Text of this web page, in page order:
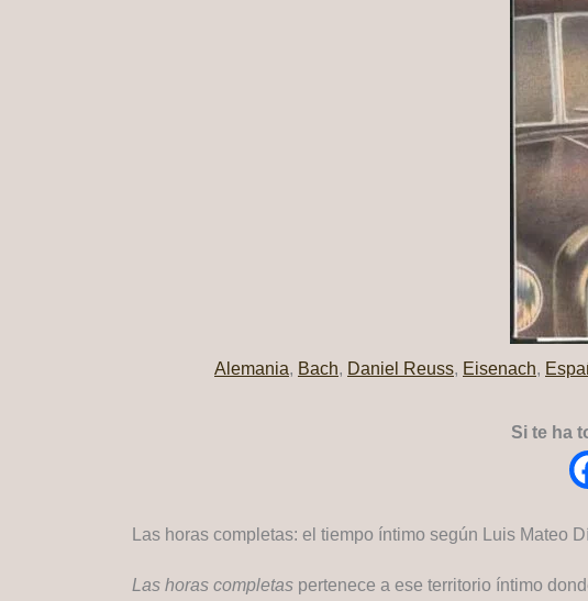
Alemania, Bach, Daniel Reuss, Eisenach,
Si te ha
Las horas completas: el tiempo íntimo según Luis Mateo
Las horas completas pertenece a ese territorio íntimo